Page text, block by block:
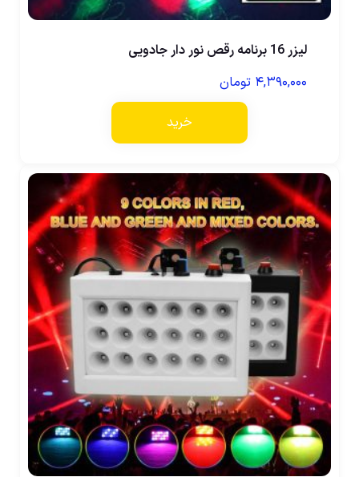
لیزر 16 برنامه رقص نور دار جادویی
۴,۳۹۰,۰۰۰ تومان
خرید